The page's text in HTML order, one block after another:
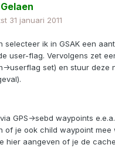
31 januari 2011
selecteer ik in GSAK een
user-flag. Vervolgens zet
>userflag set) en stuur deze
GPS->sebd waypoints
of je ook child waypoint mee
hier aangeven of je de